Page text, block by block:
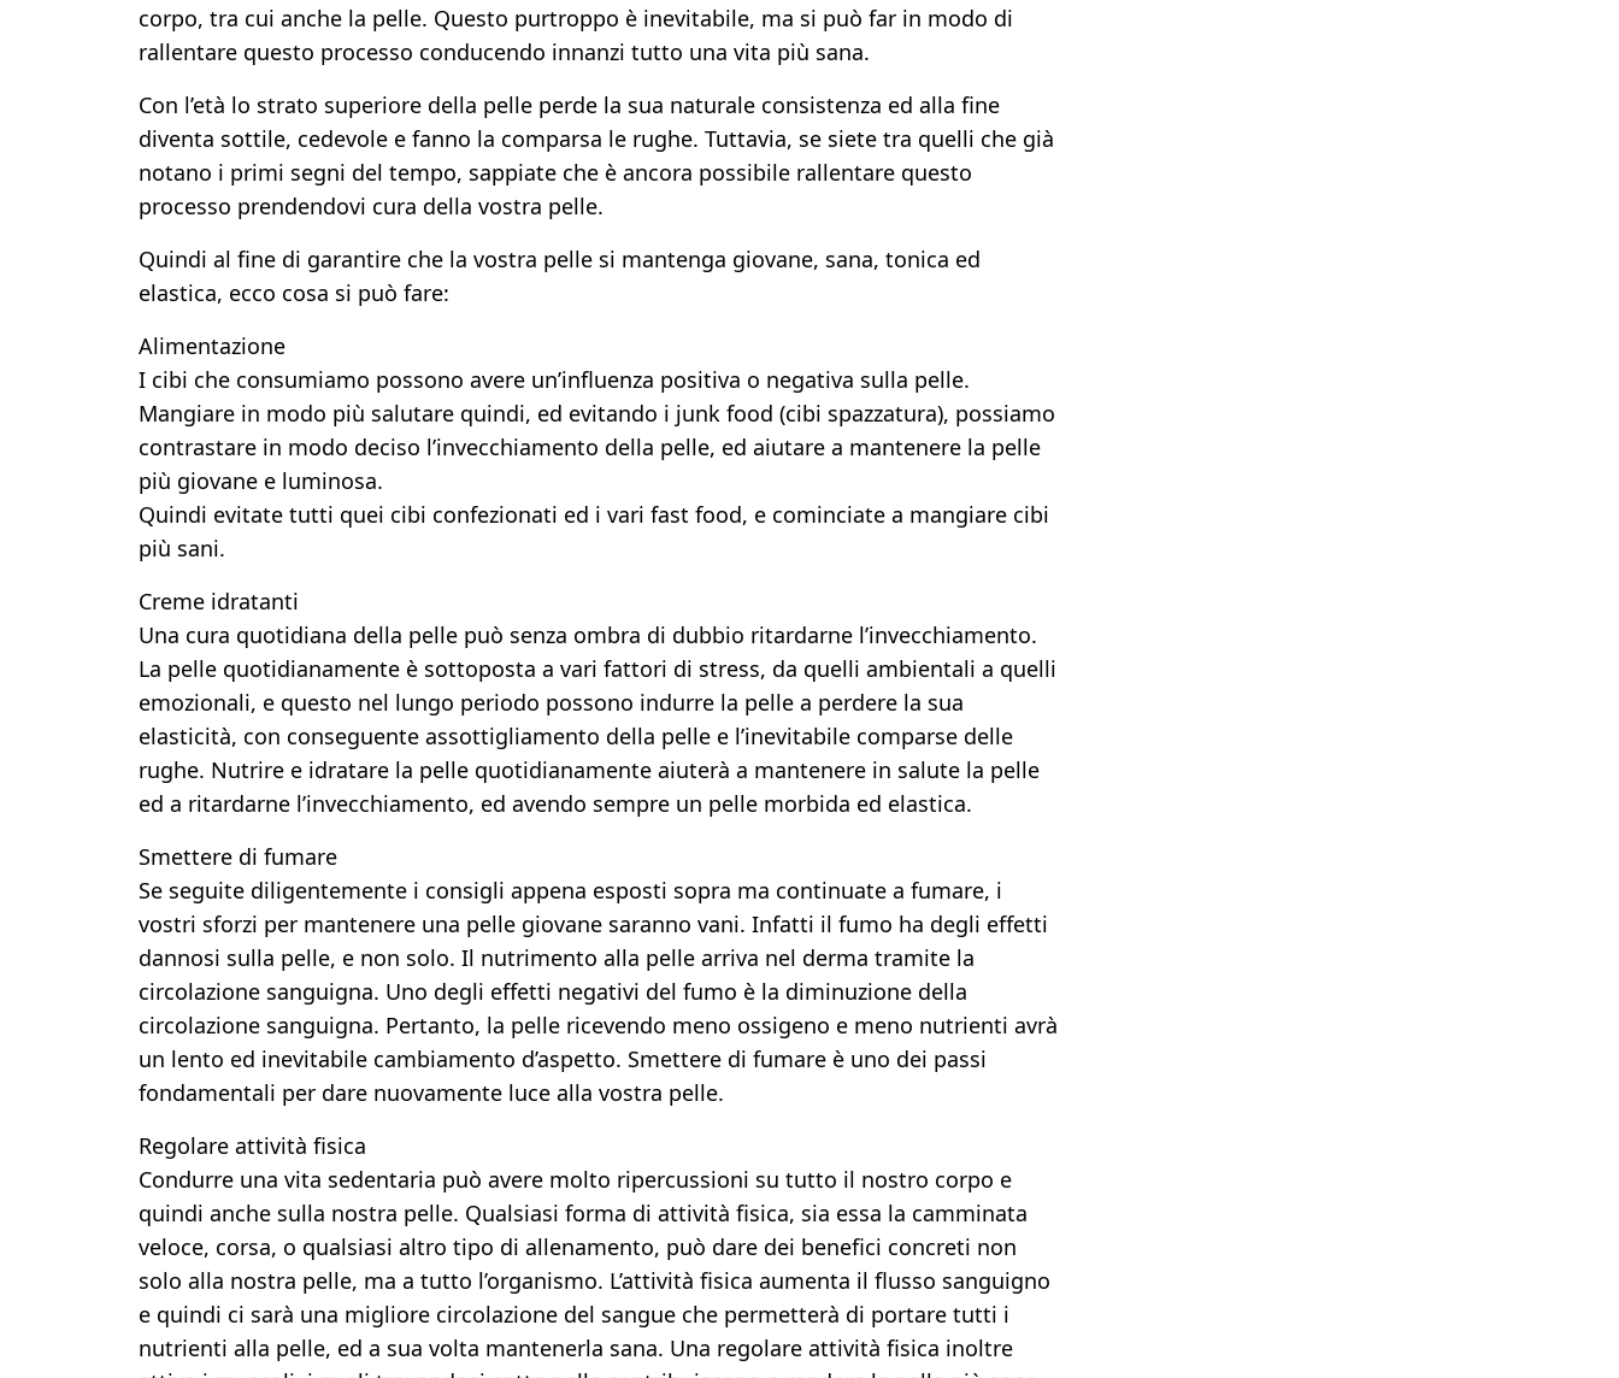
corpo, tra cui anche la pelle. Questo purtroppo è inevitabile, ma si può far in modo di
rallentare questo processo conducendo innanzi tutto una vita più sana.
Con l’età lo strato superiore della pelle perde la sua naturale consistenza ed alla fine
diventa sottile, cedevole e fanno la comparsa le rughe. Tuttavia, se siete tra quelli che già
notano i primi segni del tempo, sappiate che è ancora possibile rallentare questo
processo prendendovi cura della vostra pelle.
Quindi al fine di garantire che la vostra pelle si mantenga giovane, sana, tonica ed
elastica, ecco cosa si può fare:
Alimentazione
I cibi che consumiamo possono avere un’influenza positiva o negativa sulla pelle.
Mangiare in modo più salutare quindi, ed evitando i junk food (cibi spazzatura), possiamo
contrastare in modo deciso l’invecchiamento della pelle, ed aiutare a mantenere la pelle
più giovane e luminosa.
Quindi evitate tutti quei cibi confezionati ed i vari fast food, e cominciate a mangiare cibi
più sani.
Creme idratanti
Una cura quotidiana della pelle può senza ombra di dubbio ritardarne l’invecchiamento.
La pelle quotidianamente è sottoposta a vari fattori di stress, da quelli ambientali a quelli
emozionali, e questo nel lungo periodo possono indurre la pelle a perdere la sua
elasticità, con conseguente assottigliamento della pelle e l’inevitabile comparse delle
rughe. Nutrire e idratare la pelle quotidianamente aiuterà a mantenere in salute la pelle
ed a ritardarne l’invecchiamento, ed avendo sempre un pelle morbida ed elastica.
Smettere di fumare
Se seguite diligentemente i consigli appena esposti sopra ma continuate a fumare, i
vostri sforzi per mantenere una pelle giovane saranno vani. Infatti il fumo ha degli effetti
dannosi sulla pelle, e non solo. Il nutrimento alla pelle arriva nel derma tramite la
circolazione sanguigna. Uno degli effetti negativi del fumo è la diminuzione della
circolazione sanguigna. Pertanto, la pelle ricevendo meno ossigeno e meno nutrienti avrà
un lento ed inevitabile cambiamento d’aspetto. Smettere di fumare è uno dei passi
fondamentali per dare nuovamente luce alla vostra pelle.
Regolare attività fisica
Condurre una vita sedentaria può avere molto ripercussioni su tutto il nostro corpo e
quindi anche sulla nostra pelle. Qualsiasi forma di attività fisica, sia essa la camminata
veloce, corsa, o qualsiasi altro tipo di allenamento, può dare dei benefici concreti non
solo alla nostra pelle, ma a tutto l’organismo. L’attività fisica aumenta il flusso sanguigno
e quindi ci sarà una migliore circolazione del sangue che permetterà di portare tutti i
nutrienti alla pelle, ed a sua volta mantenerla sana. Una regolare attività fisica inoltre